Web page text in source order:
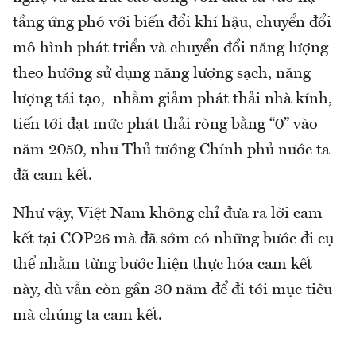
tầng ứng phó với biến đổi khí hậu, chuyển đổi
mô hình phát triển và chuyển đổi năng lượng
theo hướng sử dụng năng lượng sạch, năng
lượng tái tạo, nhằm giảm phát thải nhà kính,
tiến tới đạt mức phát thải ròng bằng “0” vào
năm 2050, như Thủ tướng Chính phủ nước ta
đã cam kết.
Như vậy, Việt Nam không chỉ đưa ra lời cam
kết tại COP26 mà đã sớm có những bước đi cụ
thể nhằm từng bước hiện thực hóa cam kết
này, dù vẫn còn gần 30 năm để đi tới mục tiêu
mà chúng ta cam kết.